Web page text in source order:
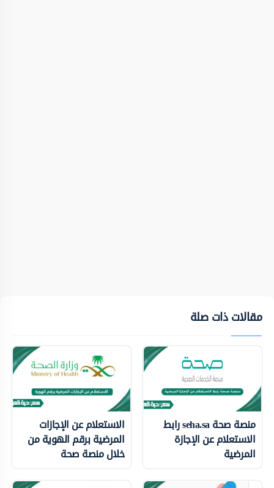
مقالات ذات صلة
منصة صحة seha.sa رابط
الاستعلام عن الإجازة
المرضية
الاستعلام عن الإجازات
المرضية برقم الهوية من
خلال منصة صحة